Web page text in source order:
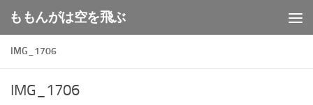
コンテンツへスキップ
ももんがは空を飛ぶ
IMG_1706
IMG_1706